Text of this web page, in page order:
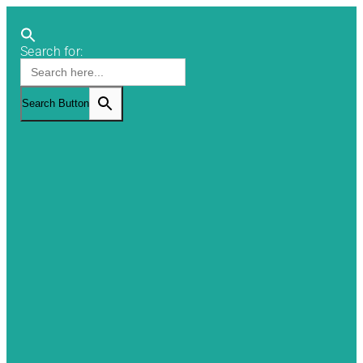
Search for:
Search Button